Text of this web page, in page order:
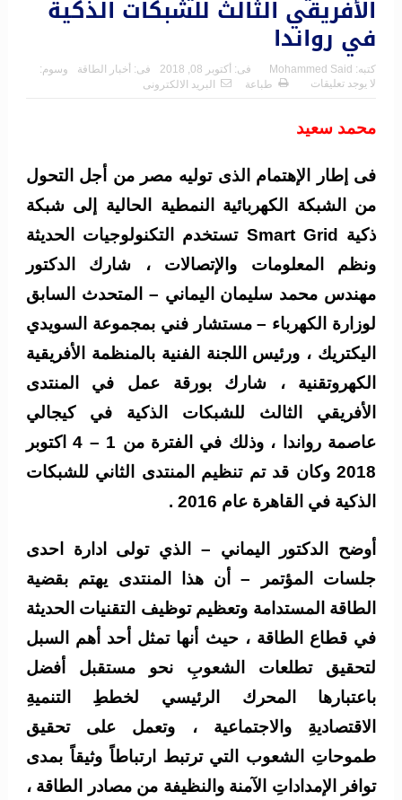
الأفريقي الثالث للشبكات الذكية
في رواندا
كتبه: Mohammed Said فى: أكتوبر 08, 2018 فى: أخبار الطاقة
وسوم:
لا يوجد تعليقات
طباعة البريد الالكترونى
محمد سعيد
فى إطار الإهتمام الذى توليه مصر من أجل التحول
من الشبكة الكهربائية النمطية الحالية إلى شبكة
ذكية Smart Grid تستخدم التكنولوجيات الحديثة
ونظم المعلومات والإتصالات ، شارك الدكتور
مهندس محمد سليمان اليماني – المتحدث السابق
لوزارة الكهرباء – مستشار فني بمجموعة السويدي
اليكتريك ، ورئيس اللجنة الفنية بالمنظمة الأفريقية
الكهروتقنية ، شارك بورقة عمل في المنتدى
الأفريقي الثالث للشبكات الذكية في كيجالي
عاصمة رواندا ، وذلك في الفترة من 1 – 4 اكتوبر
2018 وكان قد تم تنظيم المنتدى الثاني للشبكات
الذكية في القاهرة عام 2016 .
أوضح الدكتور اليماني – الذي تولى ادارة احدى
جلسات المؤتمر – أن هذا المنتدى يهتم بقضية
الطاقة المستدامة وتعظيم توظيف التقنيات الحديثة
في قطاع الطاقة ، حيث أنها تمثل أحد أهم السبل
لتحقيق تطلعات الشعوبِ نحو مستقبل أفضل
باعتبارها المحرك الرئيسي لخططِ التنميةِ
الاقتصاديةِ والاجتماعية ، وتعمل على تحقيق
طموحاتِ الشعوب التي ترتبط ارتباطاً وثيقاً بمدى
توافر الإمداداتِ الآمنة والنظيفة من مصادر الطاقة ،